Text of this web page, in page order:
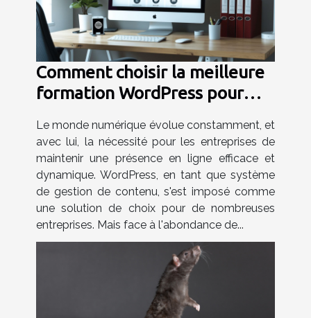
Comment choisir la meilleure
formation WordPress pour
Le monde numérique évolue constamment, et
avec lui, la nécessité pour les entreprises de
maintenir une présence en ligne efficace et
dynamique. WordPress, en tant que système
de gestion de contenu, s'est imposé comme
une solution de choix pour de nombreuses
entreprises. Mais face à l'abondance de...